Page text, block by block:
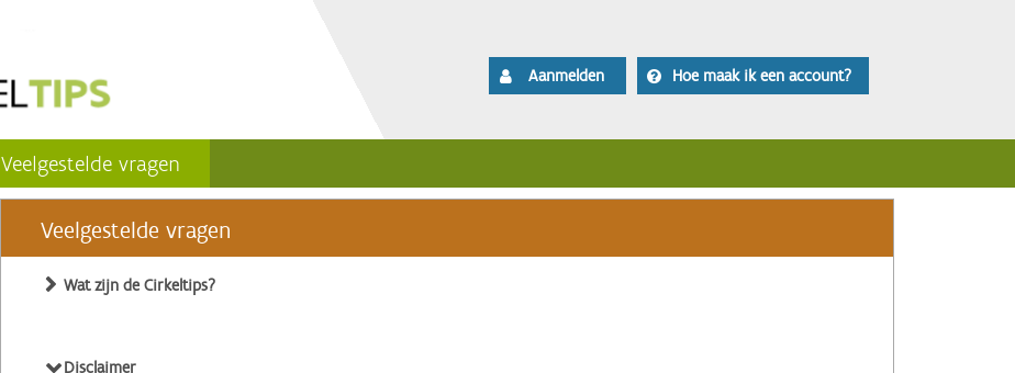
Aanmelden Hoe maak ik een account?
Veelgestelde vragen
Veelgestelde vragen
Wat zijn de Cirkeltips?
Disclaimer